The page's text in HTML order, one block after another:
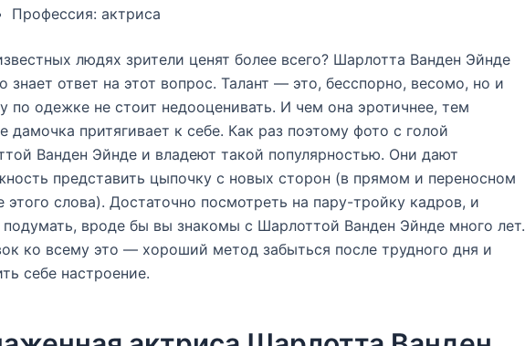
Профессия: актриса
людях зрители ценят более всего? Шарлотта Ванден Эйнде
знает ответ на этот вопрос. Талант — это, бесспорно, весомо, но и
по одежке не стоит недооценивать. И чем она эротичнее, тем
дамочка притягивает к себе. Как раз поэтому фото с голой
Ванден Эйнде и владеют такой популярностью. Они дают
представить цыпочку с новых сторон (в прямом и переносном
этого слова). Достаточно посмотреть на пару-тройку кадров, и
вроде бы вы знакомы с Шарлоттой Ванден Эйнде много лет.
ко всему это — хороший метод забыться после трудного дня и
себе настроение.